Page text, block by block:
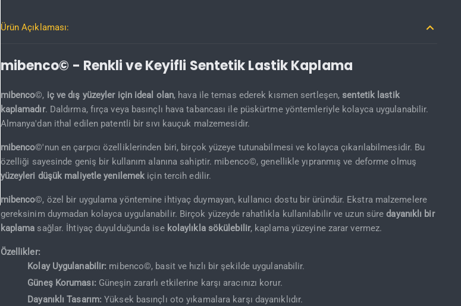
Ürün Açıklaması:
mibenco© - Renkli ve Keyifli Sentetik Lastik Kaplama
mibenco©, iç ve dış yüzeyler için ideal olan, hava ile temas ederek kısmen sertleşen, sentetik lastik
kaplamadır. Daldırma, fırça veya basınçlı hava tabancası ile püskürtme yöntemleriyle kolayca uygulanabilir.
Almanya'dan ithal edilen patentli bir sıvı kauçuk malzemesidir.
mibenco©'nun en çarpıcı özelliklerinden biri, birçok yüzeye tutunabilmesi ve kolayca çıkarılabilmesidir. Bu
özelliği sayesinde geniş bir kullanım alanına sahiptir. mibenco©, genellikle yıpranmış ve deforme olmuş
yüzeyleri düşük maliyetle yenilemek için tercih edilir.
mibenco©, özel bir uygulama yöntemine ihtiyaç duymayan, kullanıcı dostu bir üründür. Ekstra malzemelere
gereksinim duymadan kolayca uygulanabilir. Birçok yüzeyde rahatlıkla kullanılabilir ve uzun süredayanıklı bir
kaplama sağlar. İhtiyaç duyulduğunda ise kolaylıkla sökülebilir, kaplama yüzeyine zarar vermez.
Özellikler:
Kolay Uygulanabilir: mibenco©, basit ve hızlı bir şekilde uygulanabilir.
Güneş Koruması: Güneşin zararlı etkilerine karşı aracınızı korur.
Dayanıklı Tasarım: Yüksek basınçlı oto yıkamalara karşı dayanıklıdır.